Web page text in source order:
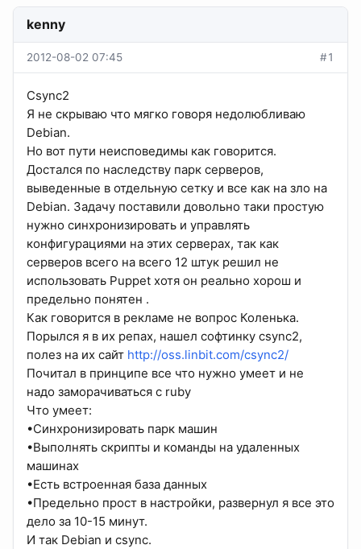
kenny
2012-08-02 07:45 #1
Csync2
Я не скрываю что мягко говоря недолюбливаю
Debian.
Но вот пути неисповедимы как говорится.
Достался по наследству парк серверов,
выведенные в отдельную сетку и все как на зло на
Debian. Задачу поставили довольно таки простую
нужно синхронизировать и управлять
конфигурациями на этих серверах, так как
серверов всего на всего 12 штук решил не
использовать Puppet хотя он реально хорош и
предельно понятен .
Как говорится в рекламе не вопрос Коленька.
Порылся я в их репах, нашел софтинку csync2,
полез на их сайт http://oss.linbit.com/csync2/
Почитал в принципе все что нужно умеет и не
надо заморачиваться с ruby
Что умеет:
•Синхронизировать парк машин
•Выполнять скрипты и команды на удаленных
машинах
•Есть встроенная база данных
•Предельно прост в настройки, развернул я все это
дело за 10-15 минут.
И так Debian и csync.